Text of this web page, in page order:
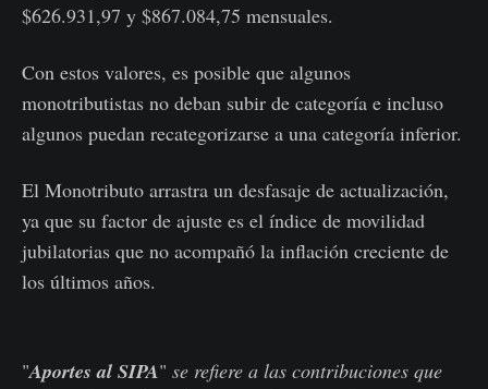
$626.931,97 y $867.084,75 mensuales.
Con estos valores, es posible que algunos
monotributistas no deban subir de categoría e incluso
algunos puedan recategorizarse a una categoría inferior.
El Monotributo arrastra un desfasaje de actualización,
ya que su factor de ajuste es el índice de movilidad
jubilatorias que no acompañó la inflación creciente de
los últimos años.
"Aportes al SIPA" se refiere a las contribuciones que